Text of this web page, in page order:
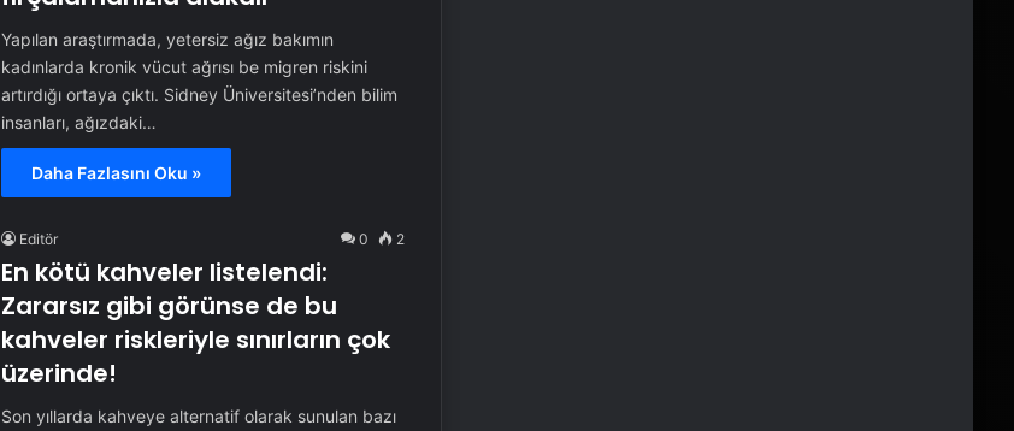
Yapılan araştırmada, yetersiz ağız bakımın
kadınlarda kronik vücut ağrısı be migren riskini
artırdığı ortaya çıktı. Sidney Üniversitesi’nden bilim
insanları, ağızdaki…
Daha Fazlasını Oku »
Editör 0 2
En kötü kahveler listelendi:
Zararsız gibi görünse de bu
kahveler riskleriyle sınırların çok
üzerinde!
Son yıllarda kahveye alternatif olarak sunulan bazı